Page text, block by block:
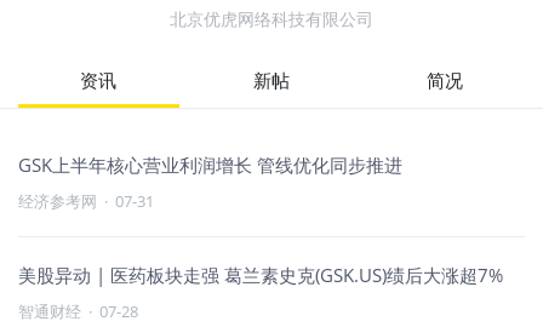
北京优虎网络科技有限公司
资讯 新帖 简况
GSK上半年核心营业利润增长 管线优化同步推进
经济参考网 · 07-31
美股异动 | 医药板块走强 葛兰素史克(GSK.US)绩后大涨超7%
智通财经 · 07-28